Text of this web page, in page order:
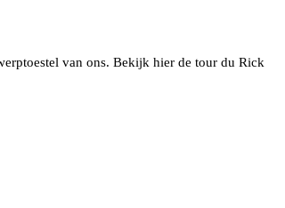
van ons. Bekijk hier de tour du Rick